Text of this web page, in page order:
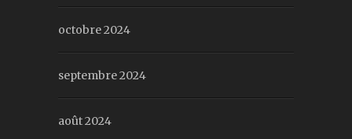
octobre 2024
septembre 2024
août 2024